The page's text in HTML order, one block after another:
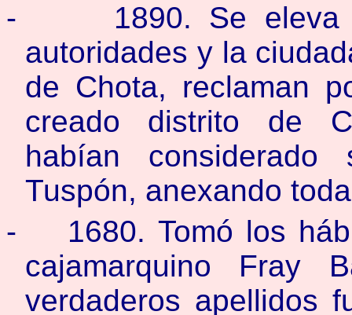
-
1890. Se
autoridades y la
de Chota, reclaman
creado distrito de
habían
Tuspón, anexando
- 1680. Tomó los
cajamarquino Fray
verdaderos apellidos